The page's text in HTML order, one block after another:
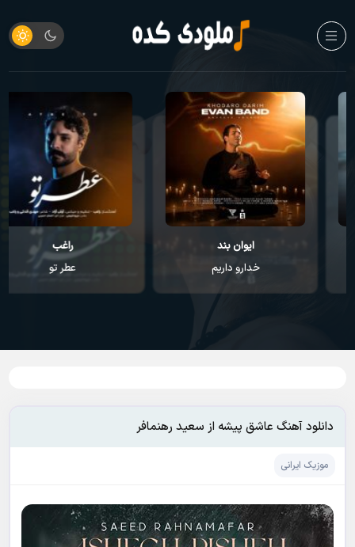
ایوان بند
خدارو داریم
راغب
دانلود آهنگ عاشق پیشه از سعید رهنمافر
موزیک ایرانی